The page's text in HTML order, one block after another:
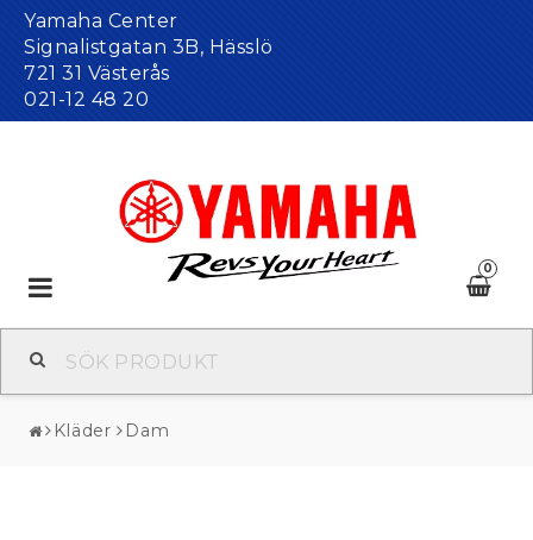
Yamaha Center
Signalistgatan 3B, Hässlö
721 31 Västerås
021-12 48 20
0
Toggle
navigation
Kläder Dam